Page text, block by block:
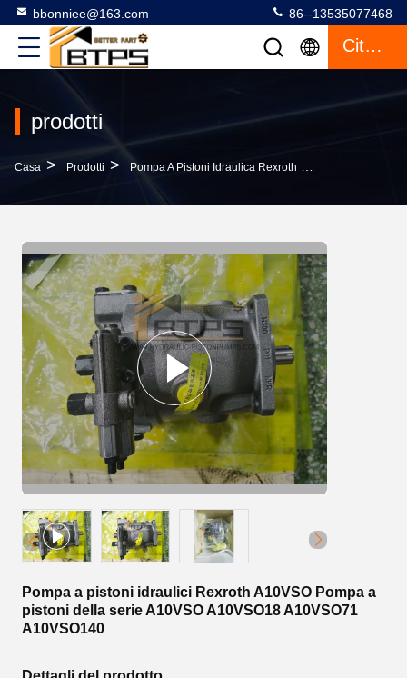
bbonniee@163.com 86--13535077468
Citazione
prodotti
Casa > Prodotti > Pompa A Pistoni Idraulica Rexroth >
Pompa a pistoni idraulici Rexroth A10VSO Pompa a
pistoni della serie A10VSO A10VSO18 A10VSO71
A10VSO140